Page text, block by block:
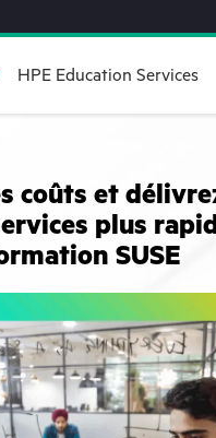
HPE Education Services
coûts et
plus
SUSE